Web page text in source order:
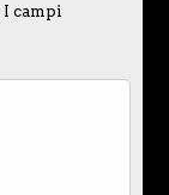
I campi